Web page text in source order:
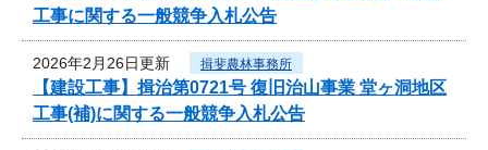
工事に関する一般競争入札公告
2026年2月26日更新 揖斐農林事務所
【建設工事】揖治第0721号 復旧治山事業 堂ヶ洞地区
工事(補)に関する一般競争入札公告